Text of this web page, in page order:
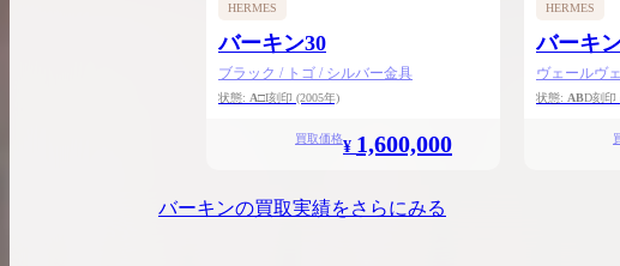
HERMES
バーキン30
ブラック / トゴ / シルバー金具
状態: A□I刻印 (2005年)
買取価格¥ 1,600,000
HERMES
バーキ
ヴェールヴ
状態: ABD刻印
バーキンの買取実績をさらにみる